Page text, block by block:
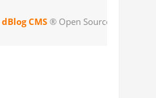
dBlog CMS® Open Source